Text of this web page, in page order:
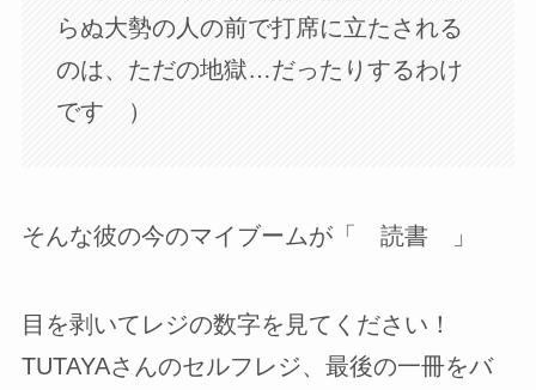
らぬ大勢の人の前で打席に立たされる
のは、ただの地獄…だったりするわけ
です ）
そんな彼の今のマイブームが「 読書 」
目を剥いてレジの数字を見てください！
TUTAYAさんのセルフレジ、最後の一冊をバ